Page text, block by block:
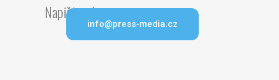
Napište nám
info@press-media.cz